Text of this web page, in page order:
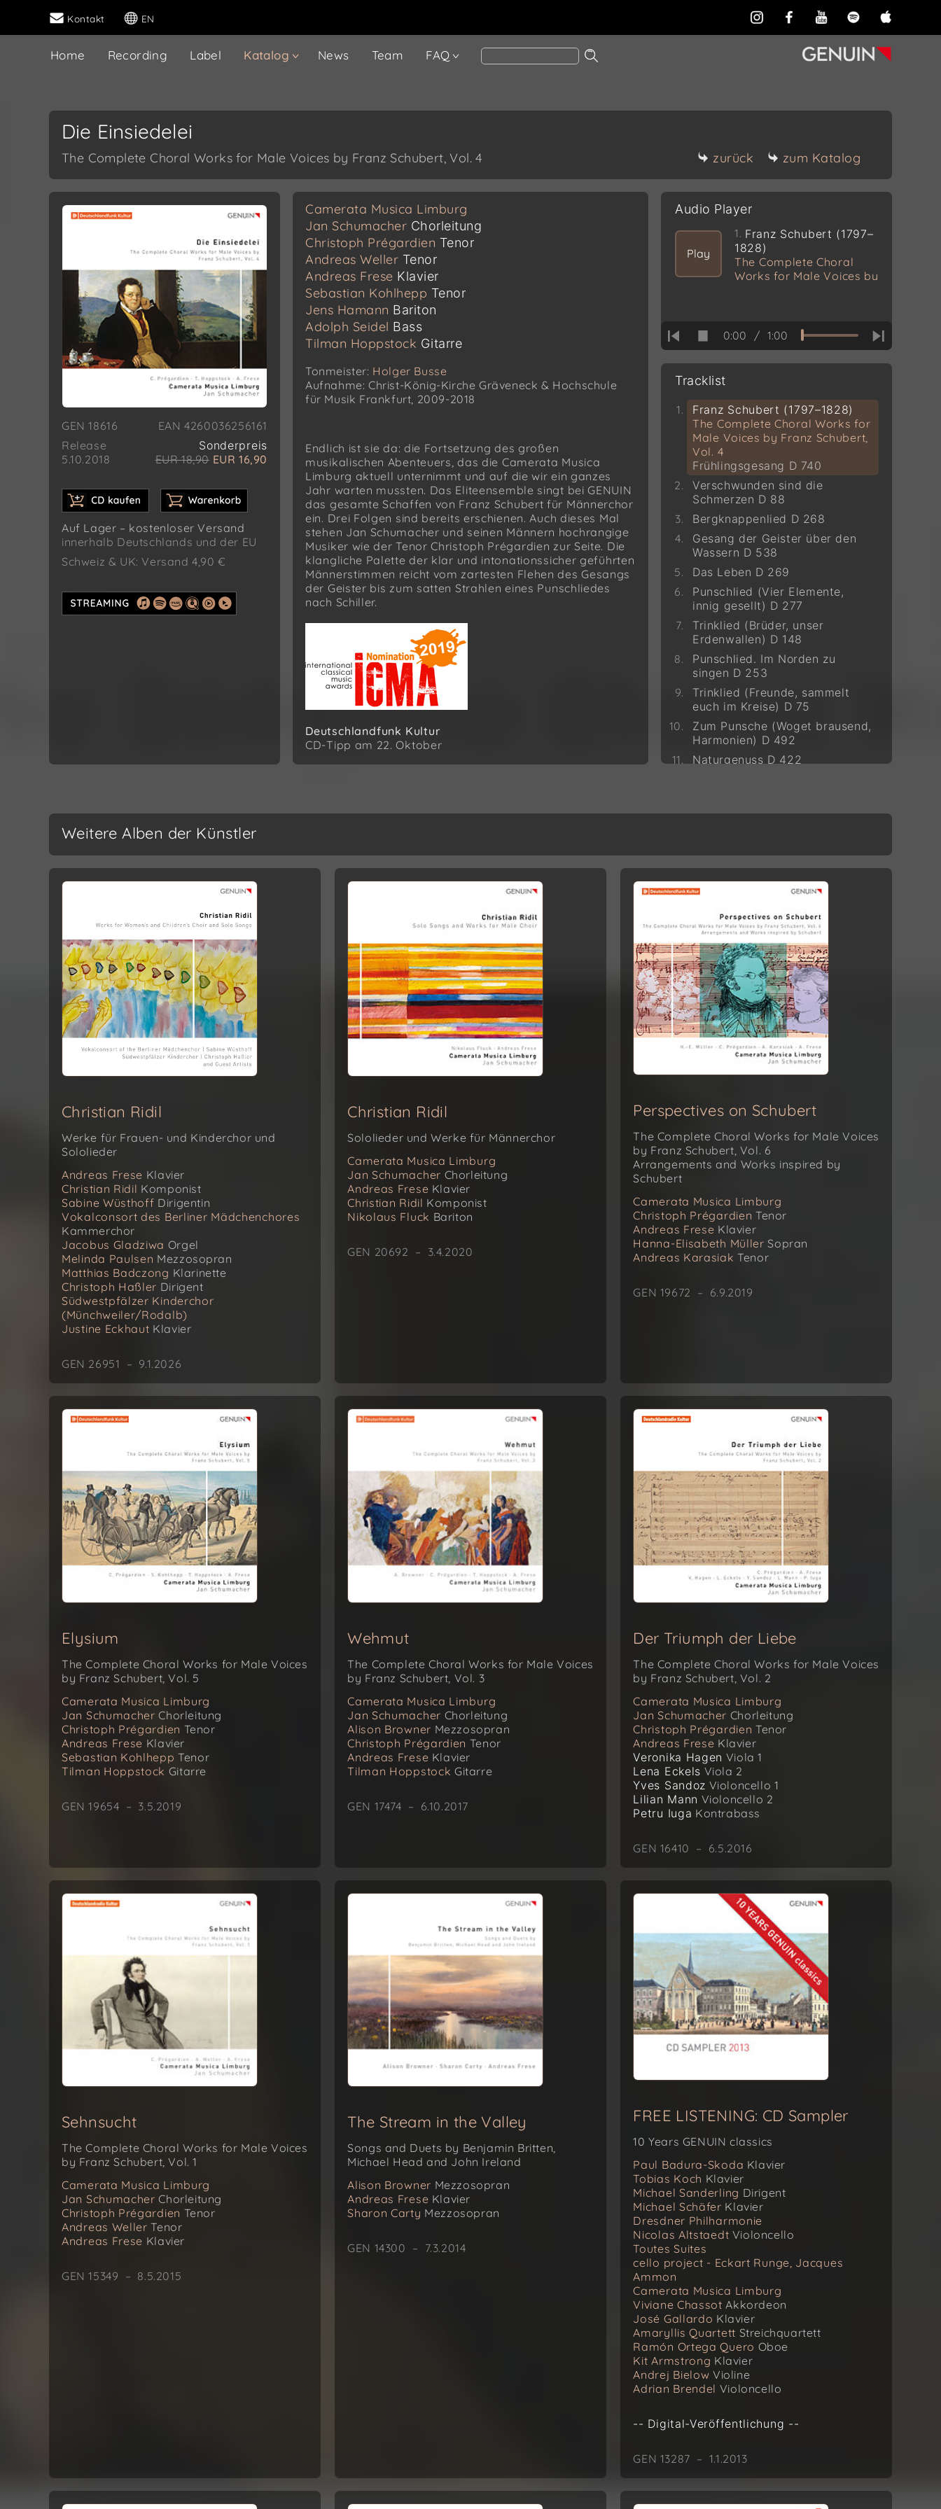
Kontakt EN
Home Recording Label Katalog News Team FAQ
Die Einsiedelei
The Complete Choral Works for Male Voices by Franz Schubert, Vol. 4 zurück zum Katalog
GEN 18616
EAN 4260036256161
Release
5.10.2018
Sonderpreis
EUR 18,90 EUR 16,90
Auf Lager – kostenloser Versand
innerhalb Deutschlands und der EU
Schweiz & UK: Versand 4,90 €
Camerata Musica Limburg
Jan Schumacher Chorleitung
Christoph Prégardien Tenor
Andreas Weller Tenor
Andreas Frese Klavier
Sebastian Kohlhepp Tenor
Jens Hamann Bariton
Adolph Seidel Bass
Tilman Hoppstock Gitarre
Tonmeister: Holger Busse
Aufnahme: Christ-König-Kirche Gräveneck & Hochschule
für Musik Frankfurt, 2009-2018
Endlich ist sie da: die Fortsetzung des großen
musikalischen Abenteuers, das die Camerata Musica
Limburg aktuell unternimmt und auf die wir ein ganzes
Jahr warten mussten. Das Eliteensemble singt bei GENUIN
das gesamte Schaffen von Franz Schubert für Männerchor
ein. Drei Folgen sind bereits erschienen. Auch dieses Mal
stehen Jan Schumacher und seinen Männern hochrangige
Musiker wie der Tenor Christoph Prégardien zur Seite. Die
klangliche Palette der klar und intonationssicher geführten
Männerstimmen reicht vom zartesten Flehen des Gesangs
der Geister bis zum satten Strahlen eines Punschliedes
nach Schiller.
Deutschlandfunk Kultur
CD-Tipp am 22. Oktober
Audio Player
Play
1. Franz Schubert (1797–
1828)
The Complete Choral
Works for Male Voices by
0:00 / 1:00
Tracklist
Franz Schubert (1797–1828)
The Complete Choral Works for
Male Voices by Franz Schubert,
Vol. 4
Frühlingsgesang D 740
Verschwunden sind die
Schmerzen D 88
Bergknappenlied D 268
Gesang der Geister über den
Wassern D 538
Das Leben D 269
Punschlied (Vier Elemente,
innig gesellt) D 277
Trinklied (Brüder, unser
Erdenwallen) D 148
Punschlied. Im Norden zu
singen D 253
Trinklied (Freunde, sammelt
euch im Kreise) D 75
Zum Punsche (Woget brausend,
Harmonien) D 492
Naturgenuss D 422
Das Grab D 330
Totengräberlied D 38
Hymnus an den heiligen Geist
D 948
Gott meine Zuversicht (Psalm
23) D 706
Salve Regina D 811
Alleluja D 71 A
Glaube, Hoffnung und Liebe
(Gott, lass die Glocke glücklich
steigen) D 954
Weitere Alben der Künstler
Christian Ridil
Werke für Frauen- und Kinderchor und
Sololieder
Andreas Frese Klavier
Christian Ridil Komponist
Sabine Wüsthoff Dirigentin
Vokalconsort des Berliner Mädchenchores
Kammerchor
Jacobus Gladziwa Orgel
Melinda Paulsen Mezzosopran
Matthias Badczong Klarinette
Christoph Haßler Dirigent
Südwestpfälzer Kinderchor
(Münchweiler/Rodalb)
Justine Eckhaut Klavier
GEN 26951 – 9.1.2026
Christian Ridil
Sololieder und Werke für Männerchor
Camerata Musica Limburg
Jan Schumacher Chorleitung
Andreas Frese Klavier
Christian Ridil Komponist
Nikolaus Fluck Bariton
GEN 20692 – 3.4.2020
Perspectives on Schubert
The Complete Choral Works for Male Voices
by Franz Schubert, Vol. 6
Arrangements and Works inspired by
Schubert
Camerata Musica Limburg
Christoph Prégardien Tenor
Andreas Frese Klavier
Hanna-Elisabeth Müller Sopran
Andreas Karasiak Tenor
GEN 19672 – 6.9.2019
Elysium
The Complete Choral Works for Male Voices
by Franz Schubert, Vol. 5
Camerata Musica Limburg
Jan Schumacher Chorleitung
Christoph Prégardien Tenor
Andreas Frese Klavier
Sebastian Kohlhepp Tenor
Tilman Hoppstock Gitarre
GEN 19654 – 3.5.2019
Wehmut
The Complete Choral Works for Male Voices
by Franz Schubert, Vol. 3
Camerata Musica Limburg
Jan Schumacher Chorleitung
Alison Browner Mezzosopran
Christoph Prégardien Tenor
Andreas Frese Klavier
Tilman Hoppstock Gitarre
GEN 17474 – 6.10.2017
Der Triumph der Liebe
The Complete Choral Works for Male Voices
by Franz Schubert, Vol. 2
Camerata Musica Limburg
Jan Schumacher Chorleitung
Christoph Prégardien Tenor
Andreas Frese Klavier
Veronika Hagen Viola 1
Lena Eckels Viola 2
Yves Sandoz Violoncello 1
Lilian Mann Violoncello 2
Petru Iuga Kontrabass
GEN 16410 – 6.5.2016
Sehnsucht
The Complete Choral Works for Male Voices
by Franz Schubert, Vol. 1
Camerata Musica Limburg
Jan Schumacher Chorleitung
Christoph Prégardien Tenor
Andreas Weller Tenor
Andreas Frese Klavier
GEN 15349 – 8.5.2015
The Stream in the Valley
Songs and Duets by Benjamin Britten,
Michael Head and John Ireland
Alison Browner Mezzosopran
Andreas Frese Klavier
Sharon Carty Mezzosopran
GEN 14300 – 7.3.2014
FREE LISTENING: CD Sampler
10 Years GENUIN classics
Paul Badura-Skoda Klavier
Tobias Koch Klavier
Michael Sanderling Dirigent
Michael Schäfer Klavier
Dresdner Philharmonie
Nicolas Altstaedt Violoncello
Toutes Suites
cello project - Eckart Runge, Jacques
Ammon
Camerata Musica Limburg
Viviane Chassot Akkordeon
José Gallardo Klavier
Amaryllis Quartett Streichquartett
Ramón Ortega Quero Oboe
Kit Armstrong Klavier
Andrej Bielow Violine
Adrian Brendel Violoncello
-- Digital-Veröffentlichung --
GEN 13287 – 1.1.2013